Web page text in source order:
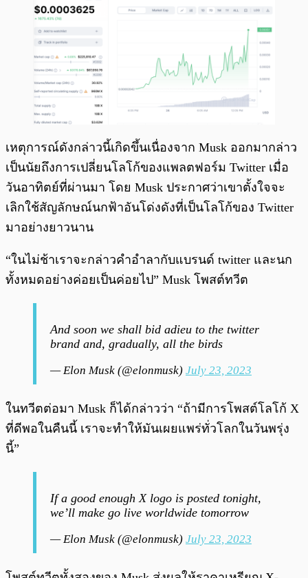
เหตุการณ์ดังกล่าวนี้เกิดขึ้นเนื่องจาก Musk ออกมากล่าว
เป็นนัยถึงการเปลี่ยนโลโก้ของแพลตฟอร์ม Twitter เมื่อ
วันอาทิตย์ที่ผ่านมา โดย Musk ประกาศว่าเขาตั้งใจจะ
เลิกใช้สัญลักษณ์นกฟ้าอันโด่งดังที่เป็นโลโก้ของ Twitter
มาอย่างยาวนาน
“ในไม่ช้าเราจะกล่าวคำอำลากับแบรนด์ twitter และนก
ทั้งหมดอย่างค่อยเป็นค่อยไป” Musk โพสต์ทวีต
And soon we shall bid adieu to the twitter
brand and, gradually, all the birds
— Elon Musk (@elonmusk) July 23, 2023
ในทวีตต่อมา Musk ก็ได้กล่าวว่า “ถ้ามีการโพสต์โลโก้ X
ที่ดีพอในคืนนี้ เราจะทำให้มันเผยแพร่ทั่วโลกในวันพรุ่ง
นี้”
If a good enough X logo is posted tonight,
we’ll make go live worldwide tomorrow
— Elon Musk (@elonmusk) July 23, 2023